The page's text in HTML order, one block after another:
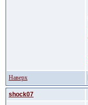
Наверх
shock07